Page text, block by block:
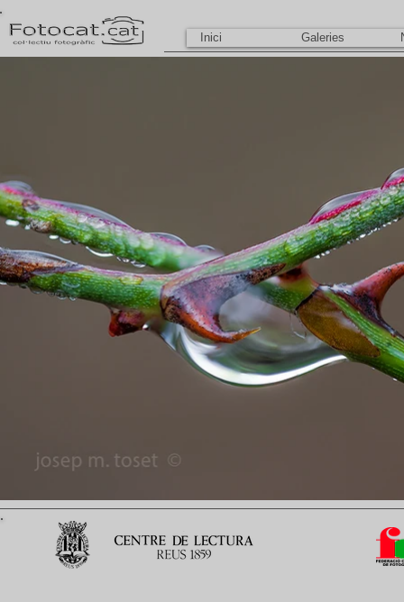
Inici Galeries